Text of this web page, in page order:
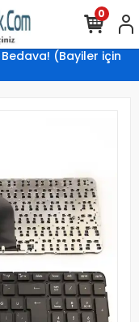
Bedava! (Bayiler için
0